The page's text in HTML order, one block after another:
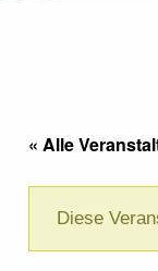
« Alle
Diese